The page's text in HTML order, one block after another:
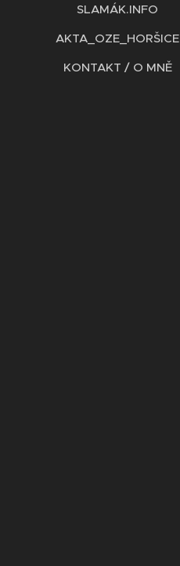
SLAMÁK.INFO
AKTA_OZE_HORŠICE
KONTAKT / O MNĚ